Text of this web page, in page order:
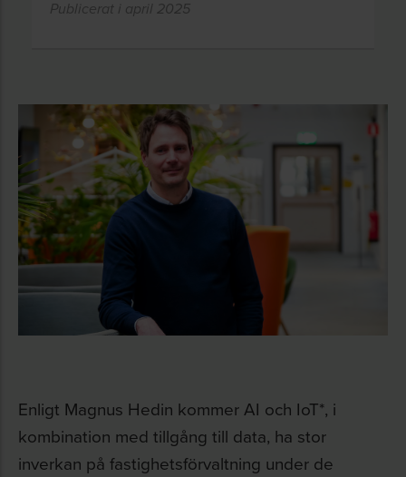
Publicerat i april 2025
Enligt Magnus Hedin kommer AI och IoT*, i
kombination med tillgång till data, ha stor
inverkan på fastighetsförvaltning under de